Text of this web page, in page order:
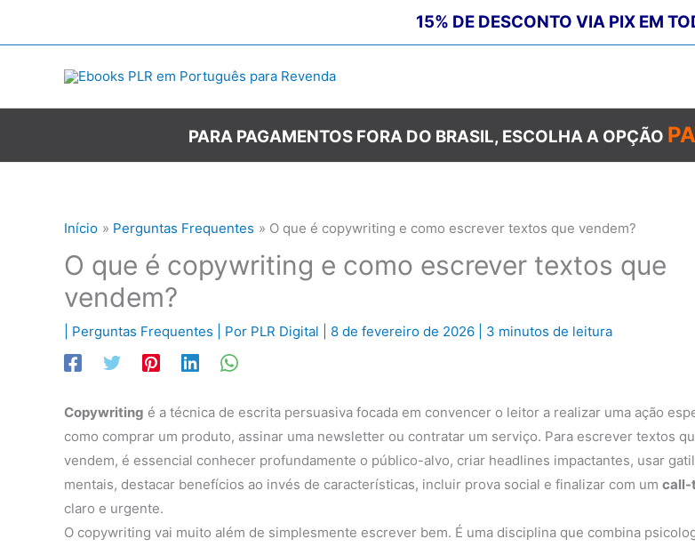
15% DE DESCONTO VIA PIX EM
PARA PAGAMENTOS FORA DO BRASIL, ESCOLHA A OPÇÃO
Início Perguntas Frequentes O que é copywriting e como escrever textos que vendem?
O que é copywriting e como escrever textos que
vendem?
Perguntas Frequentes | Por PLR Digital 8 de fevereiro de 2026 3 minutos de leitura
Copywriting é a técnica de escrita persuasiva focada em convencer o leitor a realizar uma ação
como comprar um produto, assinar uma newsletter ou contratar um serviço. Para escrever textos
vendem, é essencial conhecer profundamente o público-alvo, criar headlines impactantes, usar
mentais, destacar benefícios ao invés de características, incluir prova social e finalizar com um call-
claro e urgente.
O copywriting vai muito além de simplesmente escrever bem. É uma disciplina que combina